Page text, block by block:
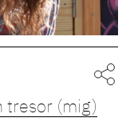
tresor (mig)